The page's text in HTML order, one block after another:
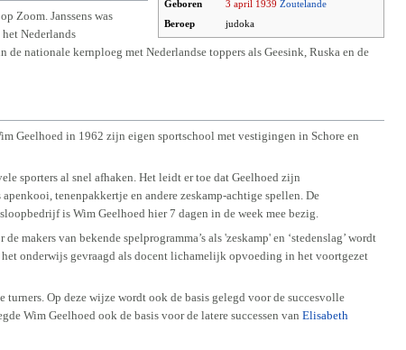
Geboren
3 april 1939 Zoutelande
Beroep
judoka
Zoom. Janssens was
Nederlands
nationale kernploeg met Nederlandse toppers als Geesink, Ruska en de
Geelhoed in 1962 zijn eigen sportschool met vestigingen in Schore en
sporters al snel afhaken. Het leidt er toe dat Geelhoed zijn
tenenpakkertje en andere zeskamp-achtige spellen. De
is Wim Geelhoed hier 7 dagen in de week mee bezig.
van bekende spelprogramma’s als 'zeskamp' en ‘stedenslag’ wordt
onderwijs gevraagd als docent lichamelijk opvoeding in het voortgezet
Op deze wijze wordt ook de basis gelegd voor de succesvolle
Wim Geelhoed ook de basis voor de latere successen vanElisabeth